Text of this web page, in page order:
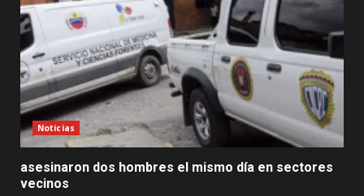
Noticias
asesinaron dos hombres el mismo día en sectores
vecinos